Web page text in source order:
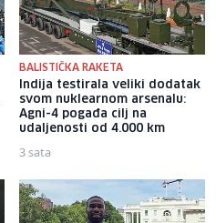
BALISTIČKA RAKETA
Indija testirala veliki dodatak
svom nuklearnom arsenalu:
Agni-4 pogađa cilj na
udaljenosti od 4.000 km
3 sata